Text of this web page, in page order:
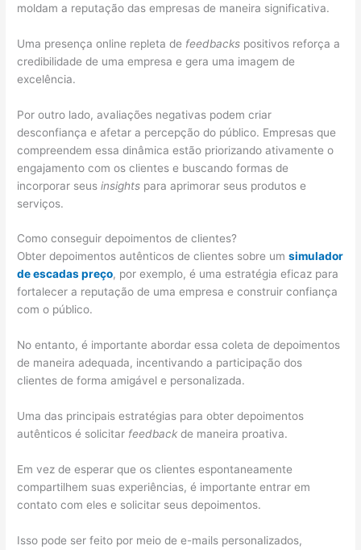
moldam a reputação das empresas de maneira significativa.
Uma presença online repleta de feedbacks positivos reforça a
credibilidade de uma empresa e gera uma imagem de
excelência.
Por outro lado, avaliações negativas podem criar
desconfiança e afetar a percepção do público. Empresas que
compreendem essa dinâmica estão priorizando ativamente o
engajamento com os clientes e buscando formas de
incorporar seusinsights para aprimorar seus produtos e
serviços.
Como conseguir depoimentos de clientes?
Obter depoimentos autênticos de clientes sobre umsimulador
de escadas preço, por exemplo, é uma estratégia eficaz para
fortalecer a reputação de uma empresa e construir confiança
com o público.
No entanto, é importante abordar essa coleta de depoimentos
de maneira adequada, incentivando a participação dos
clientes de forma amigável e personalizada.
Uma das principais estratégias para obter depoimentos
autênticos é solicitar feedbackde maneira proativa.
Em vez de esperar que os clientes espontaneamente
compartilhem suas experiências, é importante entrar em
contato com eles e solicitar seus depoimentos.
Isso pode ser feito por meio de e-mails personalizados,